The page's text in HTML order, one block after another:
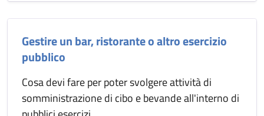
Gestire un bar, ristorante o altro esercizio
pubblico
Cosa devi fare per poter svolgere attività di
somministrazione di cibo e bevande all'interno di